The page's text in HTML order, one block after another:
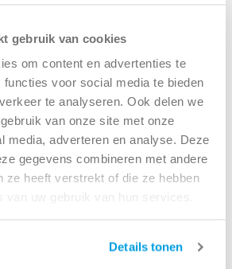
gebruik van cookies
om content en advertenties te
functies voor social media te bieden
te analyseren. Ook delen we
van onze site met onze
media, adverteren en analyse. Deze
gegevens combineren met andere
ze heeft verstrekt of die ze hebben
van uw gebruik van hun services.
Details tonen
sloopafval, groenafval, grofvuil en
particuliere klant